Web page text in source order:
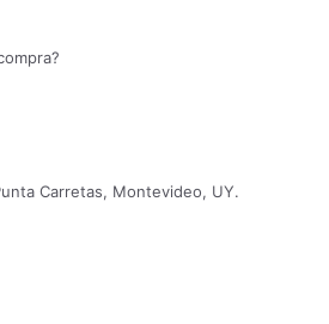
Carretas, Montevideo, UY.